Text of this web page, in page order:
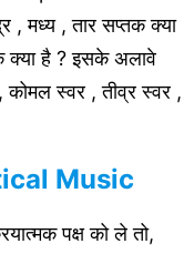
, मध्य , तार सप्तक क्या
क्या है ? इसके अलावे
स्वर , तीव्र स्वर ,
Music
पक्ष को ले तो,